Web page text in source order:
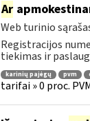
Ar
Web turinio
Registracijos
tiekimas ir
karinių pajėgų pvm
tarifai » 0 proc.